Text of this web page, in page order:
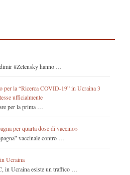
#Zelensky hanno …
per la “Ricerca COVID-19” in Ucraina 3
ufficialmente
per la prima …
per quarta dose di vaccino»
vaccinale contro …
Ucraina
in Ucraina esiste un traffico …